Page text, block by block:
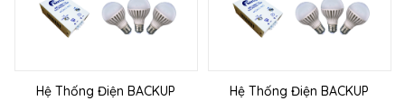
Hệ Thống Điện BACKUP
Hệ Thống Điện BACKUP